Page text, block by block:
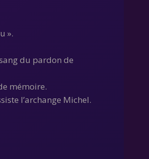
».
du pardon de
mémoire.
l’archange Michel.